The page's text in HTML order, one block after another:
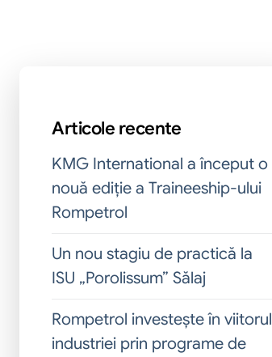
Articole recente
KMG International a început o
nouă ediție a Traineeship-ului
Rompetrol
Un nou stagiu de practică la
ISU „Porolissum” Sălaj
Rompetrol investește în viitorul
industriei prin programe de